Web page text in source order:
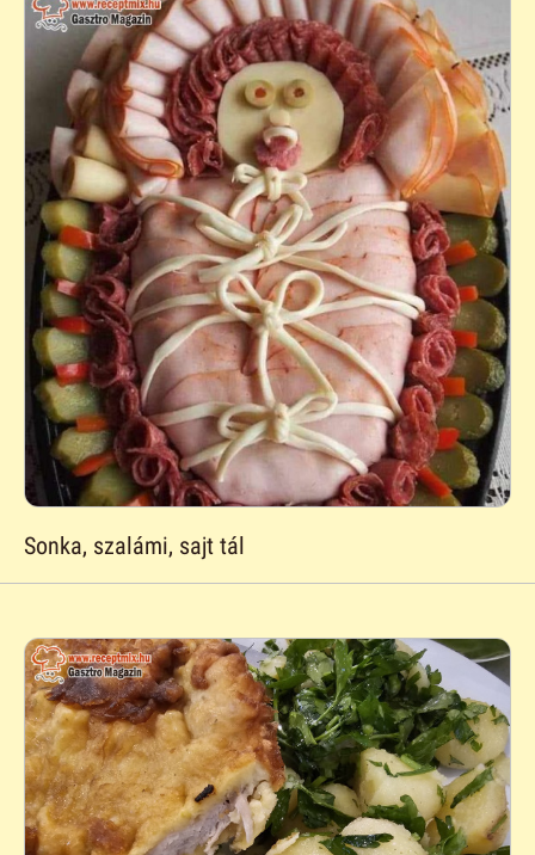
Sonka, szalámi, sajt tál